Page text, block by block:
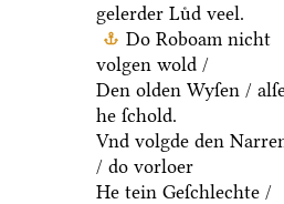
Als dat he hebb
gelerder Luͤd veel.
Do Roboam nicht
volgen wold /
Den olden Wyſen / alſe
he ſchold.
Vnd volgde den Narren
/ do vorloer